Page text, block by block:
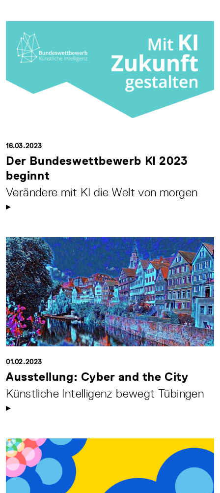
16.03.2023
Der Bundeswettbewerb KI 2023
beginnt
Verändere mit KI die Welt von morgen
01.02.2023
Ausstellung: Cyber and the City
Künstliche Intelligenz bewegt Tübingen